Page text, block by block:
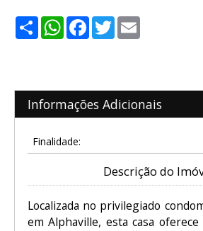
ShareWhatsApp
Facebook
Twitter
Informações Adicionais
Finalidade:
Descrição do
Localizada no privilegiado
em Alphaville, esta casa